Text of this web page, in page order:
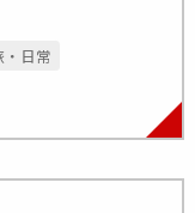
日常